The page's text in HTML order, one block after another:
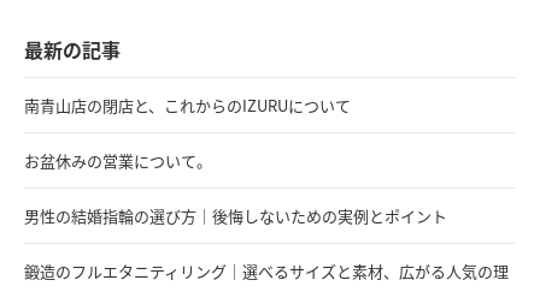
最新の記事
南青山店の閉店と、これからのIZURUについて
お盆休みの営業について。
男性の結婚指輪の選び方｜後悔しないための実例とポイント
鍛造のフルエタニティリング｜選べるサイズと素材、広がる人気の理